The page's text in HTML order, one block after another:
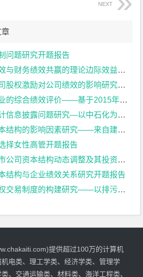
NEXT
章
问题研究开题报告
务绩效共赢的理论边际效益研究开题报告
权激励对公司绩效的影响研究开题报告
绩效评价——基于2015年上市公司的数据开题报告
息披露问题研究—以中石化为例开题报告
影响因素研究——来自建筑业上市公司的经验证据开题报告
择女性高管开题报告
本结构动态调整及其投资效率影响研究开题报告
结构与企业绩效关系研究开题报告
制度的构建研究——以排污权交易为例开题报告
提供超过100万的计算机
电类、理工学类、经济学类、管理学
、交通运输类、材料类、海洋工程类、